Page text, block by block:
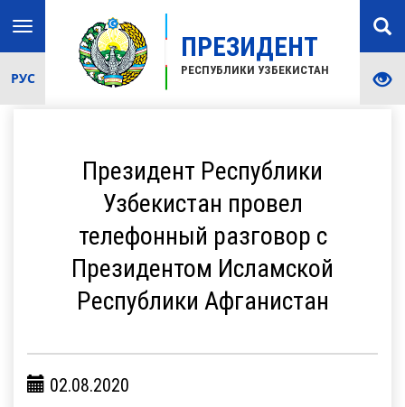
ПРЕЗИДЕНТ
РЕСПУБЛИКИ УЗБЕКИСТАН
Toggle
navigation
РУС
Президент Республики
Узбекистан провел
телефонный разговор с
Президентом Исламской
Республики Афганистан
02.08.2020